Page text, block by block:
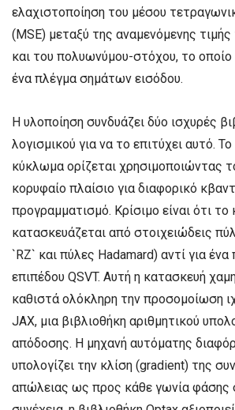
ελαχιστοποίηση του μέσου
(MSE) μεταξύ της αναμενόμενης
και του πολυωνύμου-στόχου, το οποίο
ένα πλέγμα σημάτων εισόδου.
Η υλοποίηση συνδυάζει δύο ισχυρές
λογισμικού για να το επιτύχει αυτό.
κύκλωμα ορίζεται χρησιμοποιώντας
κορυφαίο πλαίσιο για διαφορικό
προγραμματισμό. Κρίσιμο είναι ότι
κατασκευάζεται από στοιχειώδεις
`RZ` και πύλες Hadamard) αντί για
επιπέδου QSVT. Αυτή η κατασκευή
καθιστά ολόκληρη την προσομοίωση
JAX, μια βιβλιοθήκη αριθμητικού
απόδοσης. Η μηχανή αυτόματης
υπολογίζει την κλίση (gradient) της
απώλειας ως προς κάθε γωνία φάσης